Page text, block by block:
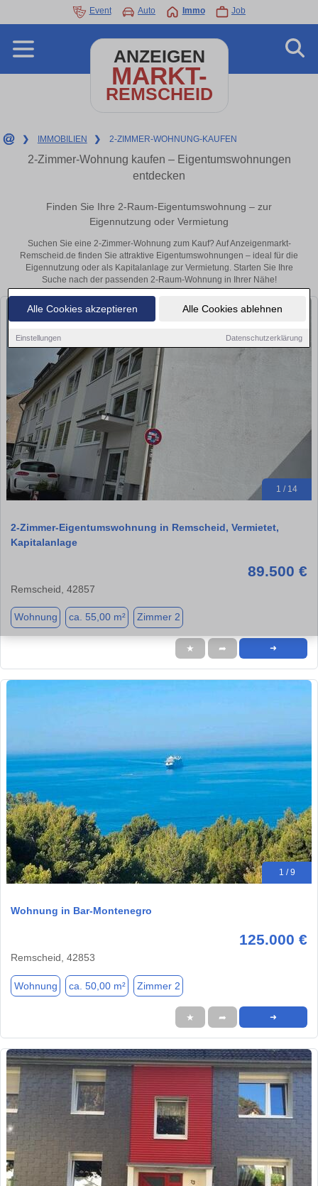
Alle Cookies akzeptieren Alle Cookies ablehnen
Einstellungen Datenschutzerklärung
Event Auto Immo Job
ANZEIGEN
MARKT-
REMSCHEID
❯ IMMOBILIEN ❯ 2-ZIMMER-WOHNUNG-KAUFEN
2-Zimmer-Wohnung kaufen – Eigentumswohnungen
entdecken
Finden Sie Ihre 2-Raum-Eigentumswohnung – zur
Eigennutzung oder Vermietung
Suchen Sie eine 2-Zimmer-Wohnung zum Kauf? Auf Anzeigenmarkt-
Remscheid.de finden Sie attraktive Eigentumswohnungen – ideal für die
Eigennutzung oder als Kapitalanlage zur Vermietung. Starten Sie Ihre
Suche nach der passenden 2-Raum-Wohnung in Ihrer Nähe!
1 / 14
2-Zimmer-Eigentumswohnung in Remscheid, Vermietet,
Kapitalanlage
89.500 €
Remscheid, 42857
Wohnung ca. 55,00 m² Zimmer 2
★ ➦ ➜
1 / 9
Wohnung in Bar-Montenegro
125.000 €
Remscheid, 42853
Wohnung ca. 50,00 m² Zimmer 2
★ ➦ ➜